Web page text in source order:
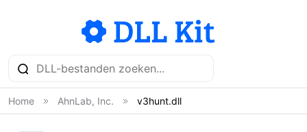
Home AhnLab, Inc. v3hunt.dll